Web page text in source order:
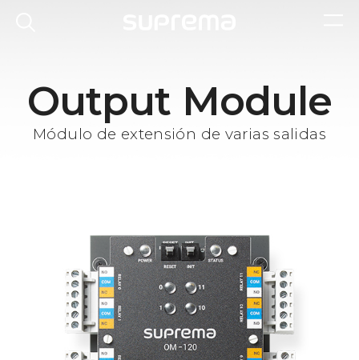
Output Module
Módulo de extensión de varias salidas